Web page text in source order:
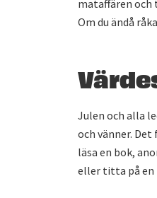
mataffären och
Om du ändå
Julen och alla
och vänner.
läsa en bok,
eller titta på